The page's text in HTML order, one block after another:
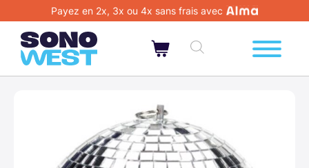
Payez en 2x, 3x ou 4x sans frais avec